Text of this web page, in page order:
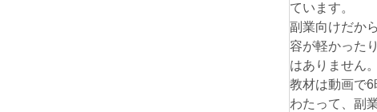
ています。
副業向けだか
容が軽かった
はありません。
教材は動画で6
わたって、副